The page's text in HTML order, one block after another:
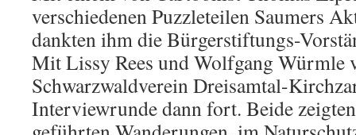
verschiedenen Puzzleteilen Saumers
dankten ihm die Bürgerstiftungs-
Mit Lissy Rees und Wolfgang Würmle
Schwarzwaldverein Dreisamtal-
Interviewrunde dann fort. Beide